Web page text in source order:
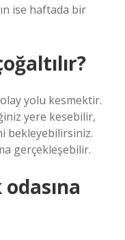
ise haftada bir
yolu kesmektir.
yere kesebilir,
bekleyebilirsiniz.
gerçekleşebilir.